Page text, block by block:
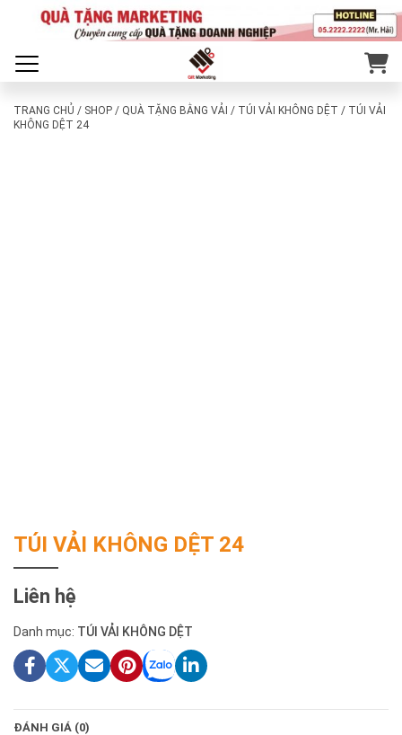
TRANG CHỦ / SHOP / QUÀ TẶNG BẰNG VẢI / TÚI VẢI KHÔNG DỆT / TÚI VẢI
KHÔNG DỆT 24
TÚI VẢI KHÔNG DỆT 24
Liên hệ
Danh mục: TÚI VẢI KHÔNG DỆT
ĐÁNH GIÁ (0)